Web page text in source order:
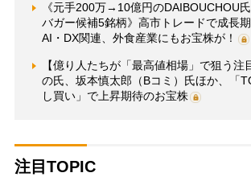
《元手200万→10億円のDAIBOUCHOU
バガー候補5銘柄》高市トレードで成長期
AI・DX関連、外食産業にもお宝株が！
【億り人たちが「最高値相場」で狙う注
の氏、坂本慎太郎（Bコミ）氏ほか、「
し買い」で上昇期待のお宝株
注目TOPIC